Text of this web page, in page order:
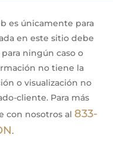
es únicamente para
en este sitio debe
ningún caso o
no tiene la
o visualización no
cliente. Para más
con nosotros al 833-
.